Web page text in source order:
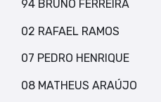
94 BRUNO FERREIRA
02 RAFAEL RAMOS
07 PEDRO HENRIQUE
08 MATHEUS ARAÚJO